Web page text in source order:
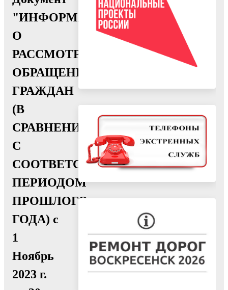
"ИНФОРМАЦИЯ
О
РАССМОТРЕНИИ
ОБРАЩЕНИЙ
ГРАЖДАН
(В
СРАВНЕНИИ
С
СООТВЕТСТВУЮЩИМ
ПЕРИОДОМ
ПРОШЛОГО
ГОДА) с
1
Ноябрь
2023 г.